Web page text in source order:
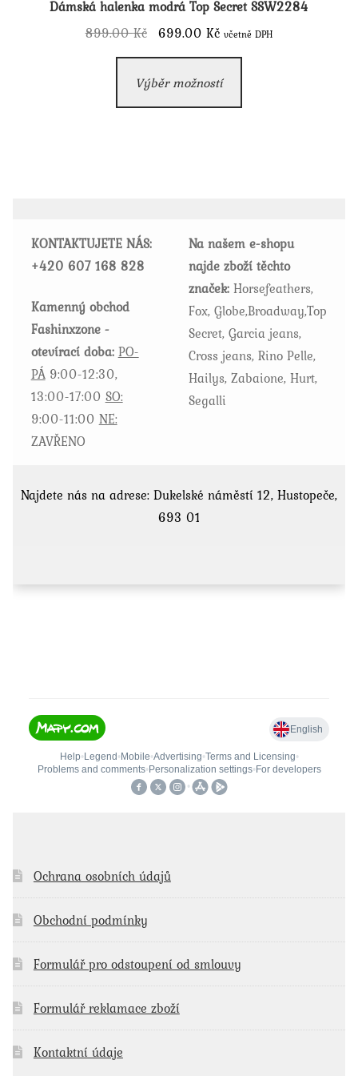
Dámská halenka modrá Top Secret SSW2284
899.00Kč
Původní
cena
byla:
699.00KčAktuální
cena
je:
včetně DPH
Výběr možností
má
na
stránce
produktu
KONTAKTUJETE NÁS:
+420 607 168 828
Kamenný obchod
Fashinxzone -
otevírací doba: PO-
PÁ9:00-12:30,
13:00-17:00 SO:
9:00-11:00 NE:
ZAVŘENO
Na našem e-shopu
najde zboží těchto
značek: Horsefeathers,
Fox, Globe,Broadway,Top
Secret, Garcia jeans,
Cross jeans, Rino Pelle,
Hailys, Zabaione, Hurt,
Segalli
Najdete nás na adrese: Dukelské náměstí 12, Hustopeče,
693 01
Ochrana osobních údajů
Obchodní podmínky
Formulář pro odstoupení od smlouvy
Formulář reklamace zboží
Kontaktní údaje